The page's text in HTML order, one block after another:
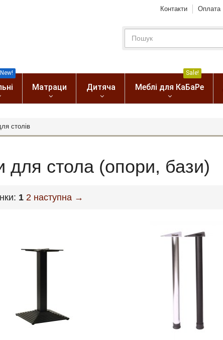
Контакти Оплата
New!
Матраци Дитяча Меблі для КаБаРе
Sale!
столів
для стола (опори, бази)
1 2 наступна →